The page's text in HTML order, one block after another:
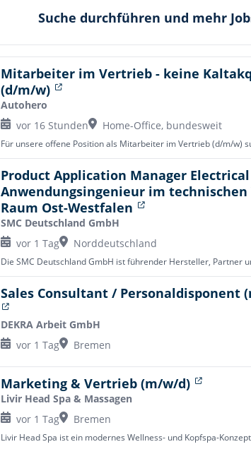
Suche durchführen und mehr
Mitarbeiter im Vertrieb - keine
(d/m/w)
Autohero
vor 16 Stunden
Home-Office, bundesweit
Product Application Manager
Anwendungsingenieur im
Raum Ost-Westfalen
SMC Deutschland GmbH
vor 1 Tag
Norddeutschland
Sales Consultant / Personaldisponent
DEKRA Arbeit GmbH
vor 1 Tag
Bremen
Marketing & Vertrieb (m/w/d)
Livir Head Spa & Massagen
vor 1 Tag
Bremen